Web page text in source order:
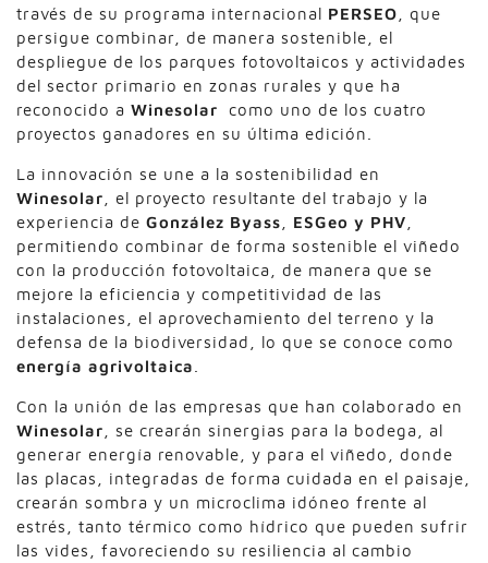
través de su programa internacional PERSEO , que
persigue combinar, de manera sostenible, el
despliegue de los parques fotovoltaicos y actividades
del sector primario en zonas rurales y que ha
reconocido a Winesolar como uno de los cuatro
proyectos ganadores en su última edición.
La innovación se une a la sostenibilidad en
Winesolar , el proyecto resultante del trabajo y la
experiencia de González Byass ESGeo y PHV
permitiendo combinar de forma sostenible el viñedo
con la producción fotovoltaica, de manera que se
mejore la eficiencia y competitividad de las
instalaciones, el aprovechamiento del terreno y la
defensa de la biodiversidad, lo que se conoce como
energía agrivoltaica
Con la unión de las empresas que han colaborado en
Winesolar , se crearán sinergias para la bodega, al
generar energía renovable, y para el viñedo, donde
las placas, integradas de forma cuidada en el paisaje,
crearán sombra y un microclima idóneo frente al
estrés, tanto térmico como hídrico que pueden sufrir
las vides, favoreciendo su resiliencia al cambio